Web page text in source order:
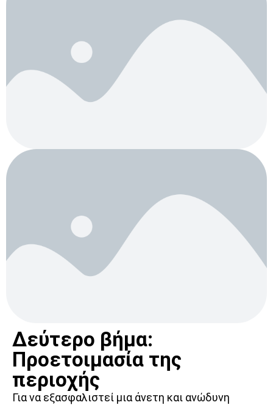
Δεύτερο βήμα:
Προετοιμασία της
περιοχής
Για να εξασφαλιστεί μια άνετη και ανώδυνη